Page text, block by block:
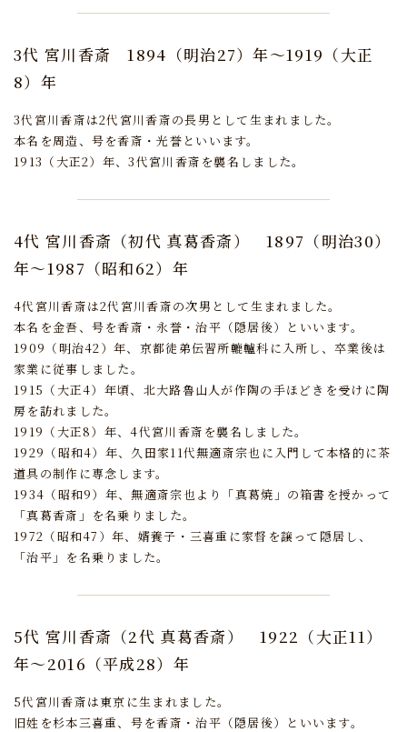
3代 宮川香斎1894（明治27）年～1919（大正
8）年
3代宮川香斎は2代宮川香斎の長男として生まれました。
本名を周造、号を香斎・光誉といいます。
1913（大正2）年、3代宮川香斎を襲名しました。
4代 宮川香斎（初代 真葛香斎）1897（明治30）
年～1987（昭和62）年
4代宮川香斎は2代宮川香斎の次男として生まれました。
本名を金吾、号を香斎・永誉・治平（隠居後）といいます。
1909（明治42）年、京都徒弟伝習所轆轤科に入所し、卒業後は
家業に従事しました。
1915（大正4）年頃、北大路魯山人が作陶の手ほどきを受けに陶
房を訪れました。
1919（大正8）年、4代宮川香斎を襲名しました。
1929（昭和4）年、久田家11代無適斎宗也に入門して本格的に茶
道具の制作に専念します。
1934（昭和9）年、無適斎宗也より「真葛焼」の箱書を授かって
「真葛香斎」を名乗りました。
1972（昭和47）年、婿養子・三喜重に家督を譲って隠居し、
「治平」を名乗りました。
5代 宮川香斎（2代 真葛香斎）1922（大正11）
年～2016（平成28）年
5代宮川香斎は東京に生まれました。
旧姓を杉本三喜重、号を香斎・治平（隠居後）といいます。